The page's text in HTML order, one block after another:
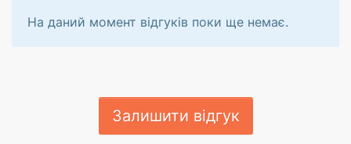
На даний момент відгуків поки ще немає.
Залишити відгук